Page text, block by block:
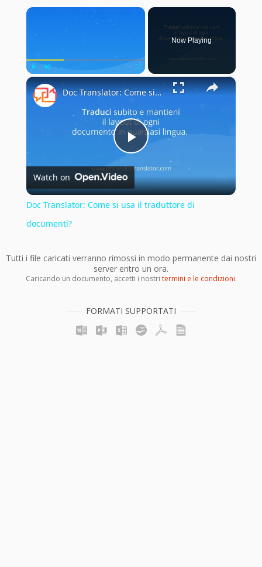
×
Play Unmute Fullscreen
Now Playing
×
Play
Video
Doc Translator: Come si usa il traduttore di documenti?
Watch on
Doc Translator: Come si usa il traduttore di
documenti?
Tutti i file caricati verranno rimossi in modo permanente dai nostri
server entro un ora.
Caricando un documento, accetti i nostri termini e le condizioni.
FORMATI SUPPORTATI